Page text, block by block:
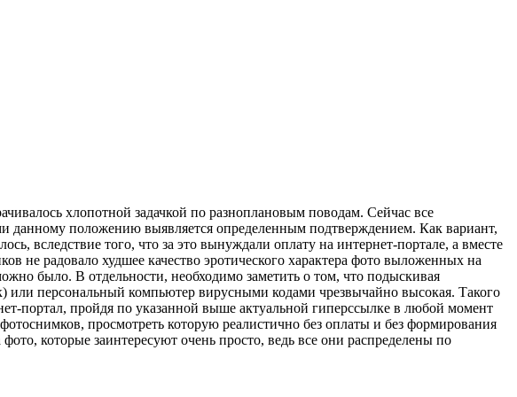
хлопотной задачкой по разноплановым поводам. Сейчас все
данному положению выявляется определенным подтверждением. Как вариант,
вследствие того, что за это вынуждали оплату на интернет-портале, а вместе
не радовало худшее качество эротического характера фото выложенных на
было. В отдельности, необходимо заметить о том, что подыскивая
или персональный компьютер вирусными кодами чрезвычайно высокая. Такого
портал, пройдя по указанной выше актуальной гиперссылке в любой момент
просмотреть которую реалистично без оплаты и без формирования
которые заинтересуют очень просто, ведь все они распределены по